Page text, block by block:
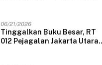
06/21/2026
Tinggalkan Buku Besar, RT
012 Pejagalan Jakarta Utara